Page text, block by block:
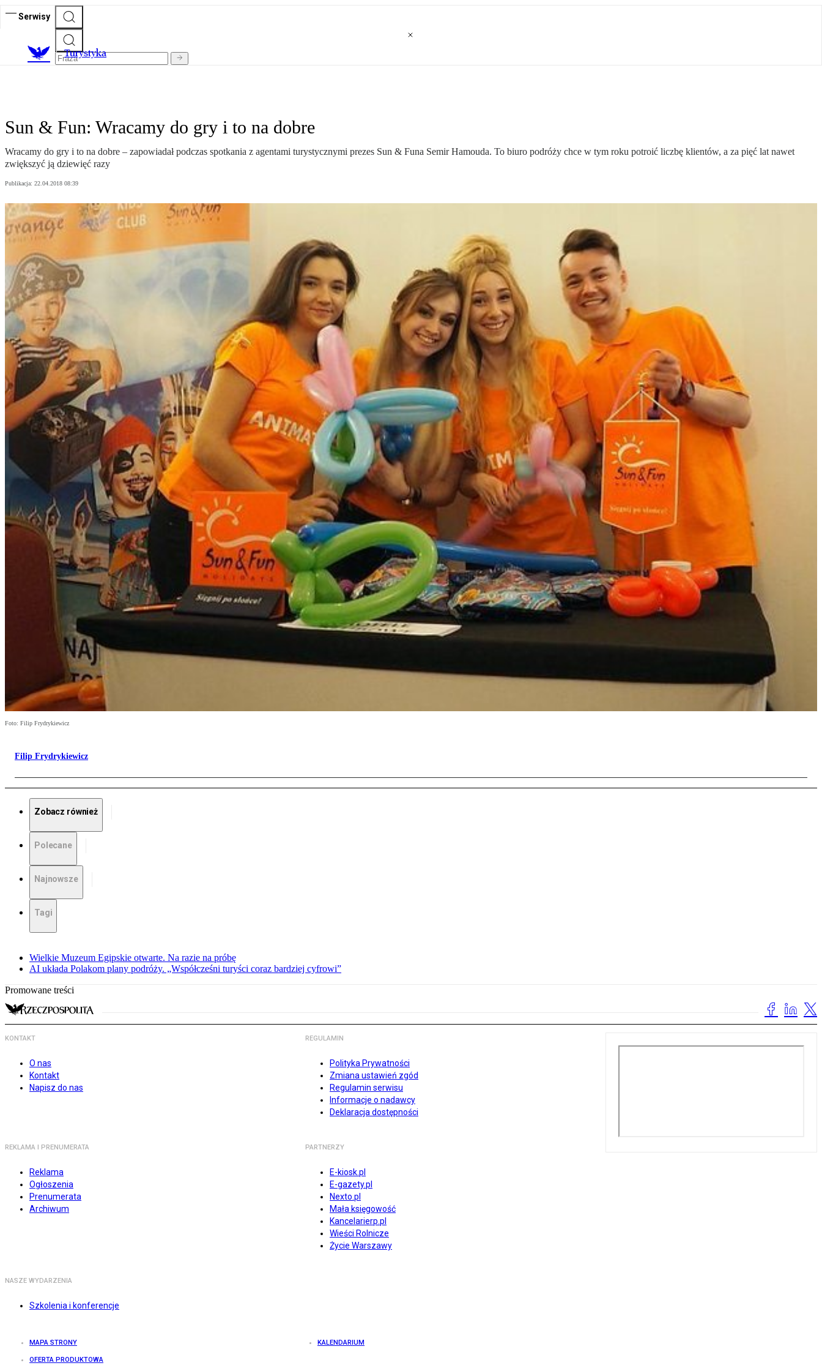
Serwisy
Turystyka
Sun & Fun: Wracamy do gry i to na dobre
Wracamy do gry i to na dobre – zapowiadał podczas spotkania z agentami turystycznymi prezes Sun & Funa Semir Hamouda. To biuro podróży chce w tym roku potroić liczbę klientów, a za pięć lat nawet
zwiększyć ją dziewięć razy
Publikacja: 22.04.2018 08:39
Foto: Filip Frydrykiewicz
Filip Frydrykiewicz
Zobacz również
Polecane
Najnowsze
Tagi
Wielkie Muzeum Egipskie otwarte. Na razie na próbę
AI układa Polakom plany podróży. „Współcześni turyści coraz bardziej cyfrowi”
Promowane treści
KONTAKT
O nas
Kontakt
Napisz do nas
REGULAMIN
Polityka Prywatności
Zmiana ustawień zgód
Regulamin serwisu
Informacje o nadawcy
Deklaracja dostępności
REKLAMA I PRENUMERATA
Reklama
Ogłoszenia
Prenumerata
Archiwum
PARTNERZY
E-kiosk.pl
E-gazety.pl
Nexto.pl
Mała księgowość
Kancelarierp.pl
Wieści Rolnicze
Życie Warszawy
NASZE WYDARZENIA
Szkolenia i konferencje
MAPA STRONY KALENDARIUM
OFERTA PRODUKTOWA